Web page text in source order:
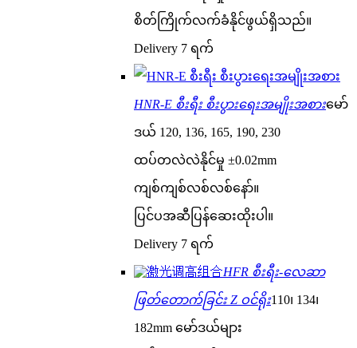
စိတ်ကြိုက်လက်ခံနိုင်ဖွယ်ရှိသည်။
Delivery 7 ရက်
HNR-E စီးရီး စီးပွားရေးအမျိုးအစားမော်
ဒယ် 120, 136, 165, 190, 230
ထပ်တလဲလဲနိုင်မှု ±0.02mm
ကျစ်ကျစ်လစ်လစ်နော်။
ပြင်ပအဆီပြန်ဆေးထိုးပါ။
Delivery 7 ရက်
HFR စီးရီး-လေဆာ
ဖြတ်တောက်ခြင်း Z ဝင်ရိုး110၊ 134၊
182mm မော်ဒယ်များ